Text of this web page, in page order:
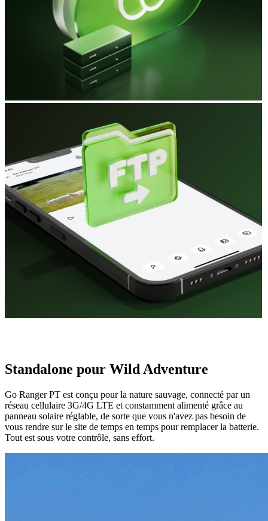
Standalone pour Wild Adventure
Go Ranger PT est conçu pour la nature sauvage, connecté par un
réseau cellulaire 3G/4G LTE et constamment alimenté grâce au
panneau solaire réglable, de sorte que vous n'avez pas besoin de
vous rendre sur le site de temps en temps pour remplacer la batterie.
Tout est sous votre contrôle, sans effort.